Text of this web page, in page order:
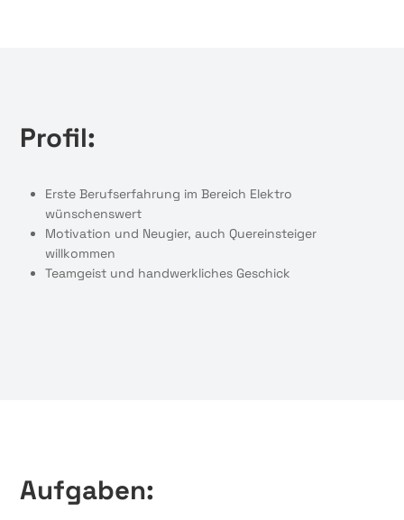
Profil:
Erste Berufserfahrung im Bereich Elektro
wünschenswert
Motivation und Neugier, auch Quereinsteiger
willkommen
Teamgeist und handwerkliches Geschick
Aufgaben: